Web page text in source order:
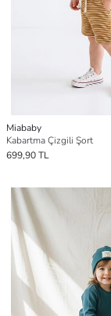
Miababy
Kabartma Çizgili Şort
699,90 TL